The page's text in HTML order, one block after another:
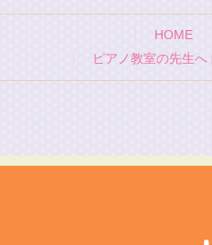
HOME
ピアノ教室の先生へ